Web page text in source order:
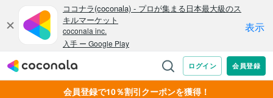
会員登録で10％割引クーポンを獲得！